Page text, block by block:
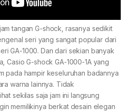
tangan G-shock, rasanya sedikit
seri yang sangat popular dari
GA-1000. Dan dari sekian banyak
Casio G-shock GA-1000-1A yang
pada hampir keseluruhan badannya
warna lainnya. Tidak
sekilas saja jam ini langsung
memilikinya berkat desain elegan